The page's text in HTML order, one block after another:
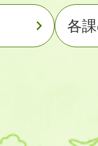
各